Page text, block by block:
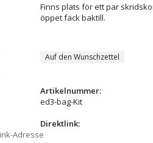
Finns plats för ett par
öppet fack baktill.
Auf den Wunschzettel
Artikelnummer:
ed3-bag-Kit
Direktlink:
Adresse